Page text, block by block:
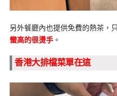
另外餐廳內也提供免費的熱茶，
蠻高的很燙手 。
香港大排檔菜單在這